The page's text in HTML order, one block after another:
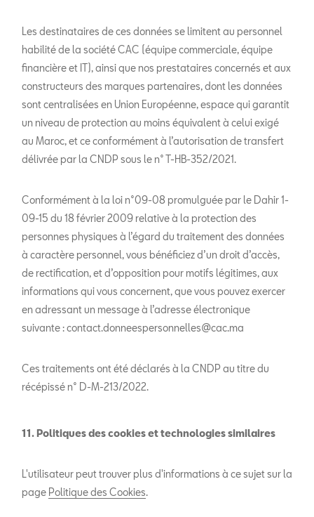
Les destinataires de ces données se limitent au personnel
habilité de la société CAC (équipe commerciale, équipe
financière et IT), ainsi que nos prestataires concernés et aux
constructeurs des marques partenaires, dont les données
sont centralisées en Union Européenne, espace qui garantit
un niveau de protection au moins équivalent à celui exigé
au Maroc, et ce conformément à l’autorisation de transfert
délivrée par la CNDP sous le n° T-HB-352/2021.
Conformément à la loi n°09-08 promulguée par le Dahir 1-
09-15 du 18 février 2009 relative à la protection des
personnes physiques à l’égard du traitement des données
à caractère personnel, vous bénéficiez d’un droit d’accès,
de rectification, et d’opposition pour motifs légitimes, aux
informations qui vous concernent, que vous pouvez exercer
en adressant un message à l’adresse électronique
suivante : contact.donneespersonnelles@cac.ma
Ces traitements ont été déclarés à la CNDP au titre du
récépissé n° D-M-213/2022.
11. Politiques des cookies et technologies similaires
L'utilisateur peut trouver plus d'informations à ce sujet sur la
page Politique des Cookies.